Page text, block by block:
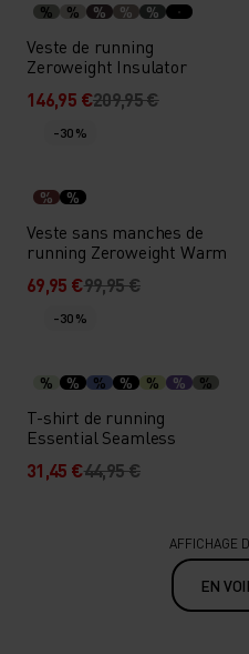
% % % % %
Veste de running
Zeroweight Insulator
146,95 €209,95 €
-30 %
% %
Veste sans manches de
running Zeroweight Warm
69,95 €99,95 €
-30 %
% % % % % % %
T-shirt de running
Essential Seamless
31,45 €44,95 €
AFFICHAGE
EN